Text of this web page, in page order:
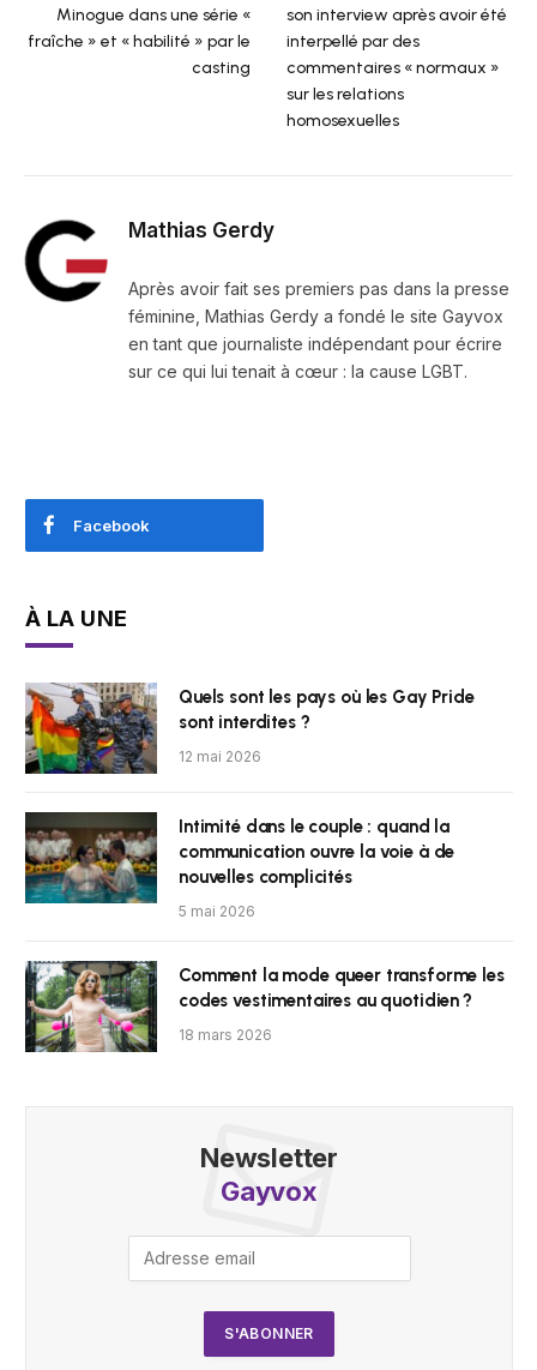
Minogue dans une série «
fraîche » et « habilité » par le
casting
son interview après avoir été
interpellé par des
commentaires « normaux »
sur les relations
homosexuelles
Mathias Gerdy
Après avoir fait ses premiers pas dans la presse
féminine, Mathias Gerdy a fondé le site Gayvox
en tant que journaliste indépendant pour écrire
sur ce qui lui tenait à cœur : la cause LGBT.
Facebook
À LA UNE
Quels sont les pays où les Gay Pride
sont interdites ?
12 mai 2026
Intimité dans le couple : quand la
communication ouvre la voie à de
nouvelles complicités
5 mai 2026
Comment la mode queer transforme les
codes vestimentaires au quotidien ?
18 mars 2026
Newsletter
Gayvox